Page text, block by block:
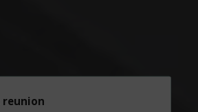
reunion